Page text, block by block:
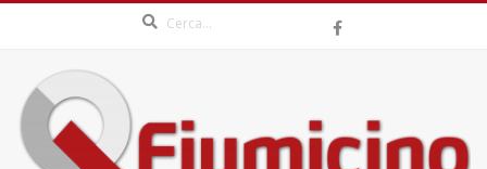
content